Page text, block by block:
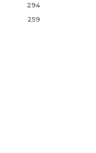
294
259